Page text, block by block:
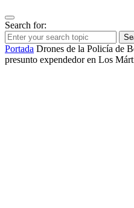
Search for:
Portada Drones de la Policía de
presunto expendedor en Los